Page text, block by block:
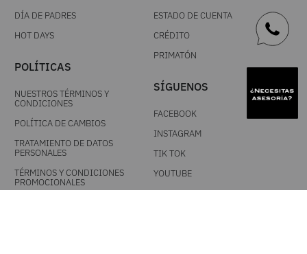
HOT DAYS
POLÍTICAS
NUESTROS TÉRMINOS Y
POLÍTICA DE CAMBIOS
TRATAMIENTO DE DATOS
PERSONALES
TÉRMINOS Y CONDICIONES
PROMOCIONALES
CRÉDITO
PRIMATÓN
SÍGUENOS
FACEBOOK
INSTAGRAM
TIK TOK
YOUTUBE